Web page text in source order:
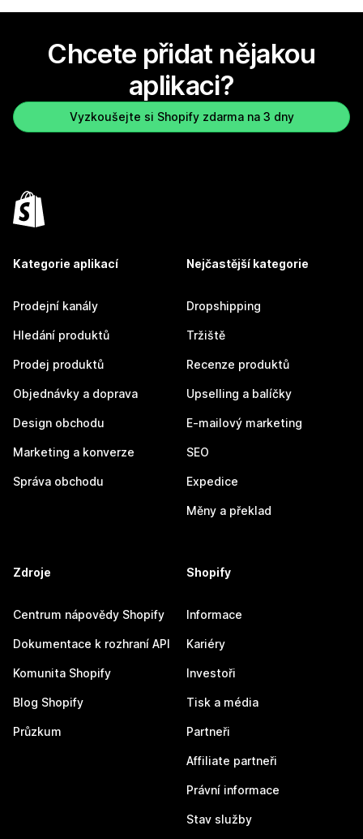
Chcete přidat nějakou
aplikaci?
Vyzkoušejte si Shopify zdarma na 3 dny
Kategorie aplikací
Prodejní kanály
Hledání produktů
Prodej produktů
Objednávky a doprava
Design obchodu
Marketing a konverze
Správa obchodu
Nejčastější kategorie
Dropshipping
Tržiště
Recenze produktů
Upselling a balíčky
E-mailový marketing
SEO
Expedice
Měny a překlad
Zdroje
Centrum nápovědy Shopify
Dokumentace k rozhraní API
Komunita Shopify
Blog Shopify
Průzkum
Shopify
Informace
Kariéry
Investoři
Tisk a média
Partneři
Affiliate partneři
Právní informace
Stav služby